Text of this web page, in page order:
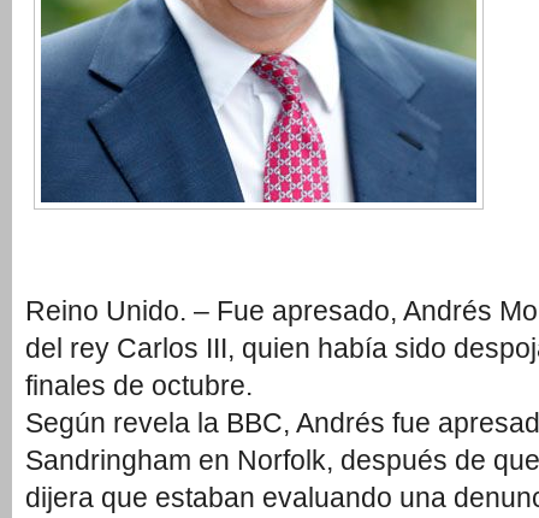
Reino Unido. – Fue apresado, Andrés
del rey Carlos III, quien había sido
finales de octubre.
Según revela la BBC, Andrés fue
Sandringham en Norfolk, después de
dijera que estaban evaluando una